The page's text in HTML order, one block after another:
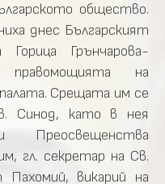
общество.
днес Българският
Грънчарова-
правомощията на
Срещата им се
Синод, като в нея
Преосвещенства
гл. секретар на Св.
Пахомий, викарий на